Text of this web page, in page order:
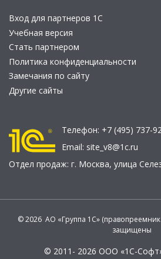
Вход для партнеров 1С
Учебная версия
Стать партнером
Политика конфиденциальности
Замечания по сайту
Другие сайты
Телефон: +7 (495) 737-
Email: site_v8@1c.ru
Отдел продаж: г. Москва, улица
© 2026 АО «Группа 1С» (правопреемник
защищены
© 2011- 2026 ООО «1С-